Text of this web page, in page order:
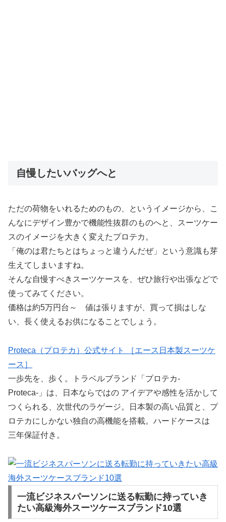
自慢したいバッグへと
ただの荷物をいれるためのもの、というイメージから、こ
んなにデザイン豊かで機能性抜群のものへと、スーツケー
スのイメージを大きく変えたプロテカ。
「俺のは君たちとはちょっと違うんだぜ」という意識も芽
生えてしまいますね。
そんな自慢すべきスーツケースを、ぜひ旅行や出張などで
使ってみてください。
価格は約5万円台～ 値は張りますが、買って損はしな
い、長く使えるお供になることでしょう。
Proteca（プロテカ）公式サイト ［エース日本製スーツケ
ース］
一歩先を、歩く。トラベルブランド「プロテカ-
Proteca-」は、日本ならではの アイデアや感性を活かして
つくられる、次世代のラゲージ。日本製の高い品質と、プ
ロテカにしかない独自の高機能を搭載。ハードケースは
三年保証付き。
一流ビジネスパーソンに送る転勤に持っていき
たい高級海外スーツケースブランド10選